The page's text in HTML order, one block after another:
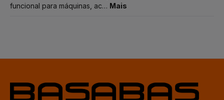
funcional para máquinas, ac… Mais